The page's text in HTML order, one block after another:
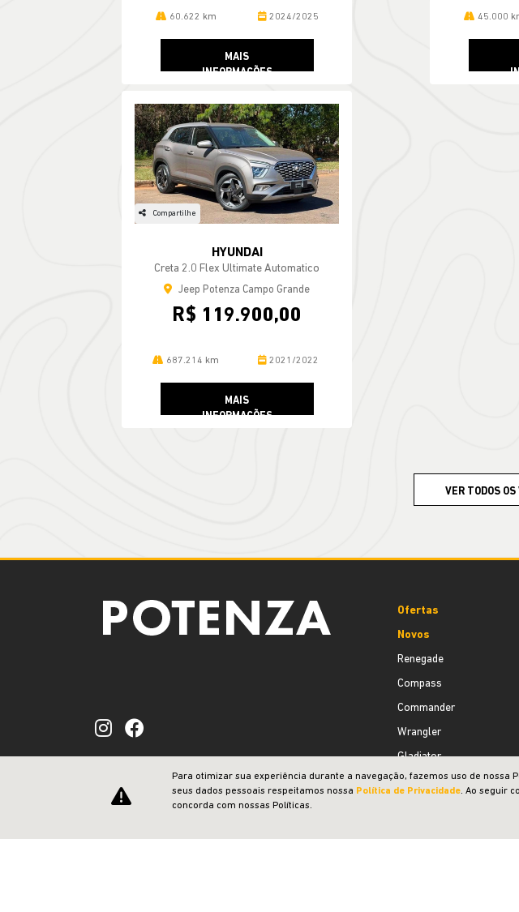
60.622 km 2024/2025
MAIS
INFORMAÇÕES
45.000
Compartilhe
HYUNDAI
Creta 2.0 Flex Ultimate Automatico
Jeep Potenza Campo Grande
R$ 119.900,00
687.214 km 2021/2022
MAIS
INFORMAÇÕES
VER TODOS
CNPJ: 23.029.795/0004-09
Ofertas
Novos
Renegade
Compass
Commander
Wrangler
Gladiator
Vendas diretas
Para otimizar sua experiência durante a navegação, fazemos uso de nossa
seus dados pessoais respeitamos nossa Política de Privacidade. Ao seguir
concorda com nossas Políticas.